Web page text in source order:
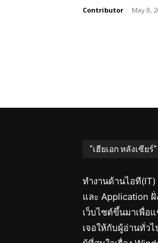
Contributor - May 8,
"เฮียเอก หลังเซียร์"
ทำงานด้านไอที
และ Application
เว็บไซต์ขึ้นมาเพื่อ
เจอให้กับผู้อ่านทั่ว